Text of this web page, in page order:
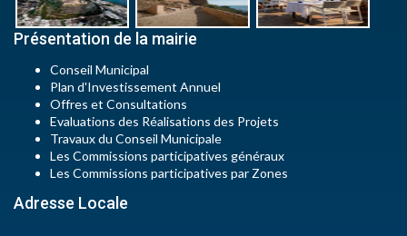
Présentation de la mairie
Conseil Municipal
Plan d'Investissement Annuel
Offres et Consultations
Evaluations des Réalisations des Projets
Travaux du Conseil Municipale
Les Commissions participatives généraux
Les Commissions participatives par Zones
Adresse Locale